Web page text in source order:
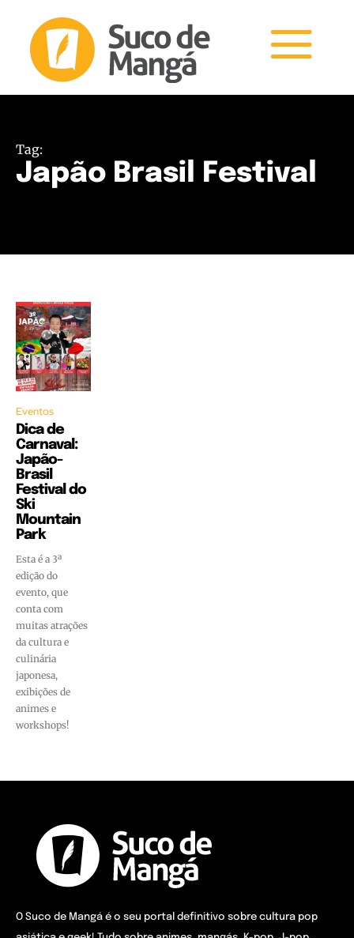
Tag:
Japão Brasil Festival
Eventos
Dica de
Carnaval:
Japão-
Brasil
Festival do
Ski
Mountain
Park
Esta é a 3ª
edição do
evento, que
conta com
muitas atrações
da cultura e
culinária
japonesa,
exibições de
animes e
workshops!
O Suco de Mangá é o seu portal definitivo sobre cultura pop